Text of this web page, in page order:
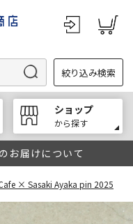
絞り込み検索
ショップ
から探す
お届けについて
× Sasaki Ayaka pin 2025